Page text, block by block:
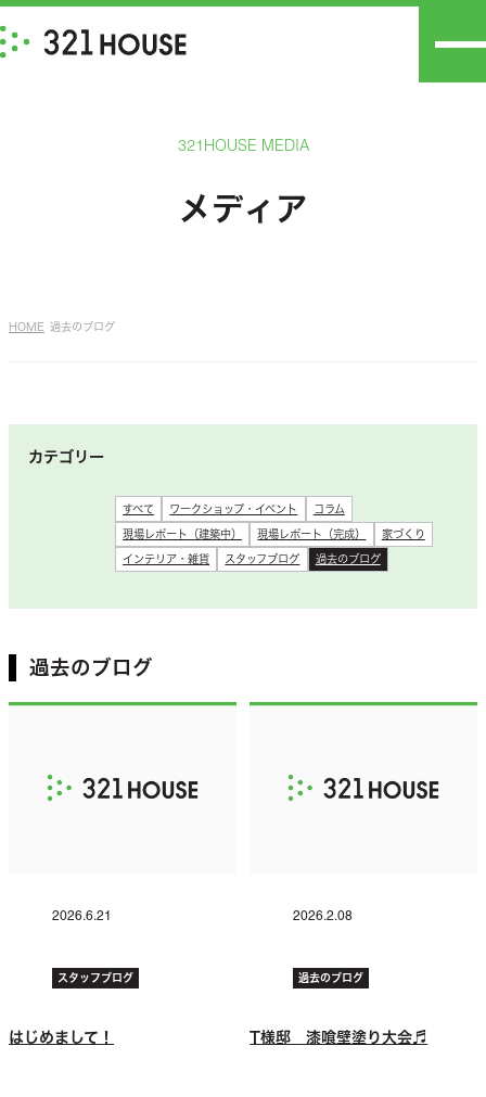
321HOUSE MEDIA
メディア
HOME 過去のブログ
カテゴリー
すべて ワークショップ・イベント コラム
現場レポート（建築中） 現場レポート（完成） 家づくり
インテリア・雑貨 スタッフブログ 過去のブログ
過去のブログ
2026.6.21
スタッフブログ
はじめまして！
2026.2.08
過去のブログ
T様邸 漆喰壁塗り大会♬